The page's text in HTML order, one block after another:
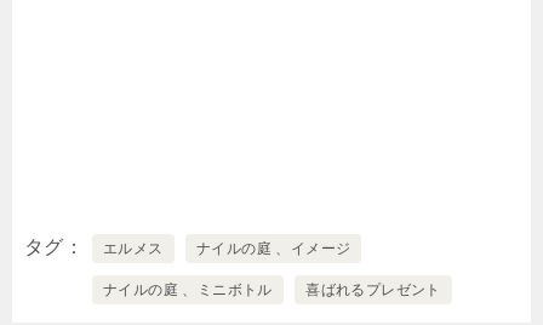
タグ エルメス ナイルの庭 、イメージ
ナイルの庭 、ミニボトル 喜ばれるプレゼント